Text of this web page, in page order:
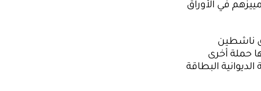
في الأوراق
ناشطين
حملة أخرى
البطاقة